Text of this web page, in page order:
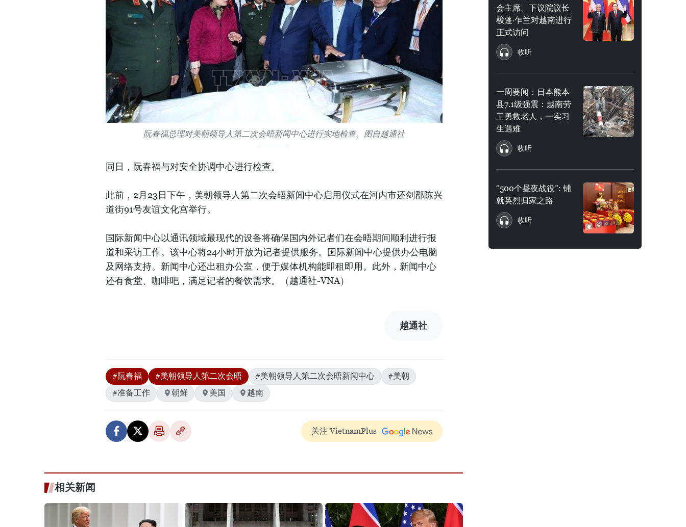
阮春福总理对美朝领导人第二次会晤新闻中心进行实地检查。图自越通社
同日，阮春福与对安全协调中心进行检查。
此前，2月23日下午，美朝领导人第二次会晤新闻中心启用仪式在河内市还剑郡陈兴
道街91号友谊文化宫举行。
国际新闻中心以通讯领域最现代的设备将确保国内外记者们在会晤期间顺利进行报
道和采访工作。该中心将24小时开放为记者提供服务。国际新闻中心提供办公电脑
及网络支持。新闻中心还出租办公室，便于媒体机构能即租即用。此外，新闻中心
还有食堂、咖啡吧，满足记者的餐饮需求。（越通社-VNA）
越通社
#阮春福 #美朝领导人第二次会晤 #美朝领导人第二次会晤新闻中心
#美朝
#准备工作
朝鲜 美国 越南
关注 VietnamPlus
相关新闻
会主席、下议院议长
梭蓬·乍兰对越南进行
正式访问
收听
一周要闻：日本熊本
县7.1级强震：越南劳
工勇救老人，一实习
生遇难
收听
“500个昼夜战役”: 铺
就英烈归家之路
收听